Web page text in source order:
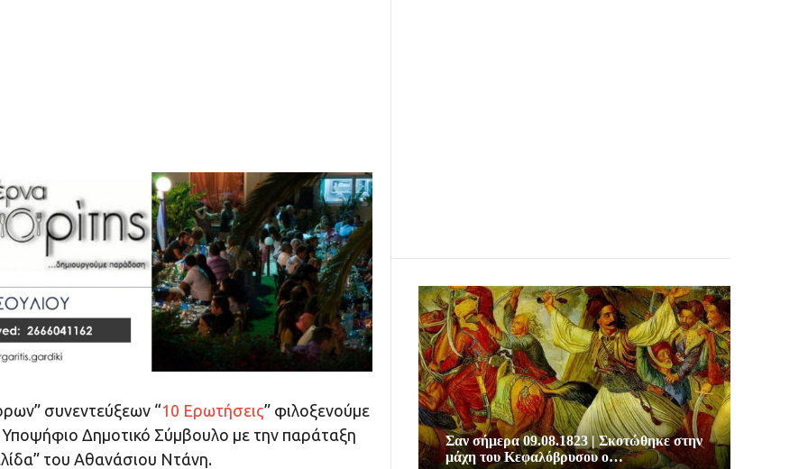
συνεντεύξεων “10 Ερωτήσεις” φιλοξενούμε
Υποψήφιο Δημοτικό Σύμβουλο με την παράταξη
του Αθανάσιου Ντάνη.
Σαν σήμερα 09.08.1823 | Σκοτώθηκε στην
μάχη του Κεφαλόβρυσου ο…